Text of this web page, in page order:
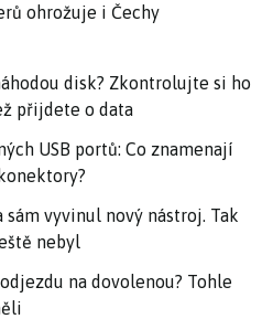
ohrožuje i Čechy
disk? Zkontrolujte si ho
přijdete o data
USB portů: Co znamenají
vyvinul nový nástroj. Tak
nebyl
na dovolenou? Tohle